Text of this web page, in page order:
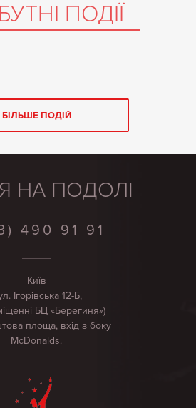
ПОДІЇ
БІЛЬШЕ ПОДІЙ
НА ПОДОЛІ
490 91 91
Київ
Ігорівська 12-Б,
БЦ «Берегиня»)
площа, вхід з боку
McDonalds.